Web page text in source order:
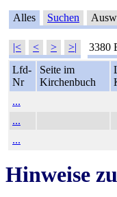
Alles Suchen
|< < > >| 3380
Lfd-
Nr
Seite im
Kirchenbuch
...
...
...
Hinweise